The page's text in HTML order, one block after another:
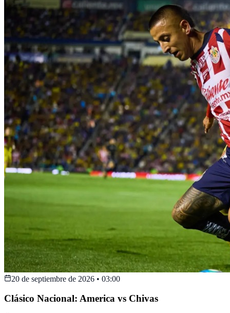
20 de septiembre de 2026 • 03:00
Clásico Nacional: America vs Chivas